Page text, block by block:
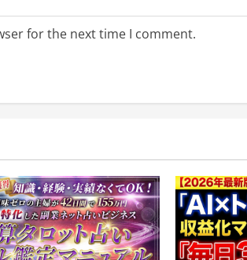
for the next time I comment.